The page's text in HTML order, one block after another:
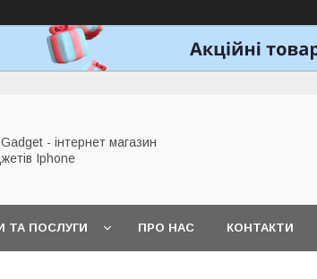
- iнтернет магазин
Iphone
ТА ПОСЛУГИ ПРО НАС КОНТАКТИ